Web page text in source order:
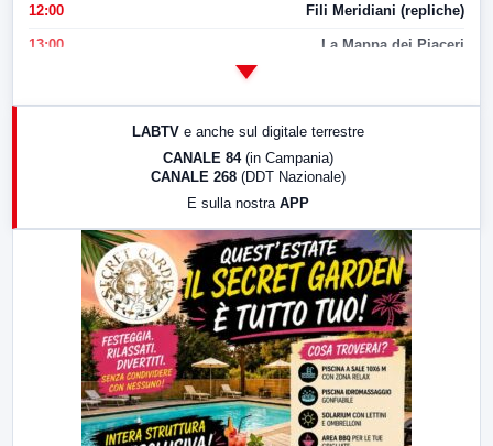
12:00 Fili Meridiani (repliche)
13:00 La Mappa dei Piaceri
17:00 LabNews (replica)
LabNews (replica)
LABTV e anche sul digitale terrestre
CANALE 84 (in Campania)
CANALE 268 (DDT Nazionale)
E sulla nostra APP